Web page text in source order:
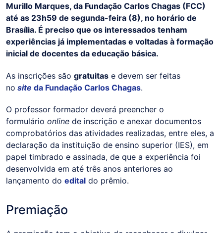
Murillo Marques, da Fundação Carlos Chagas (FCC)
até as 23h59 de segunda-feira (8), no horário de
Brasília. É preciso que os interessados tenham
experiências já implementadas e voltadas à formação
inicial de docentes da educação básica.
As inscrições são gratuitas e devem ser feitas
no site da Fundação Carlos Chagas.
O professor formador deverá preencher o
formulário online de inscrição e anexar documentos
comprobatórios das atividades realizadas, entre eles, a
declaração da instituição de ensino superior (IES), em
papel timbrado e assinada, de que a experiência foi
desenvolvida em até três anos anteriores ao
lançamento do edital do prêmio.
Premiação